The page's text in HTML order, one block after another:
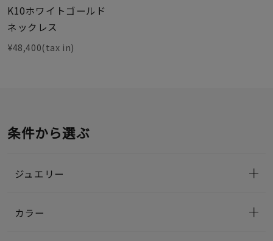
K10ホワイトゴールド
ネックレス
¥48,400(tax in)
条件から選ぶ
ジュエリー
カラー